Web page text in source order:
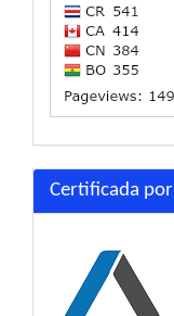
Certificada por